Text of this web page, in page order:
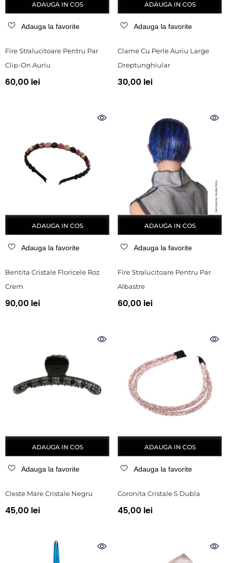
ADAUGA IN COS
Adauga la favorite
Fire Stralucitoare Pentru Par
Clip-On Auriu
60,00 lei
ADAUGA IN COS
Adauga la favorite
Clame Cu Perle Auriu Large
Dreptunghiular
30,00 lei
ADAUGA IN COS
Adauga la favorite
Bentita Cristale Floricele Roz
Crem
90,00 lei
ADAUGA IN COS
Adauga la favorite
Fire Stralucitoare Pentru Par
Albastre
60,00 lei
ADAUGA IN COS
Adauga la favorite
Cleste Mare Cristale Negru
45,00 lei
ADAUGA IN COS
Adauga la favorite
Coronita Cristale S Dubla
45,00 lei